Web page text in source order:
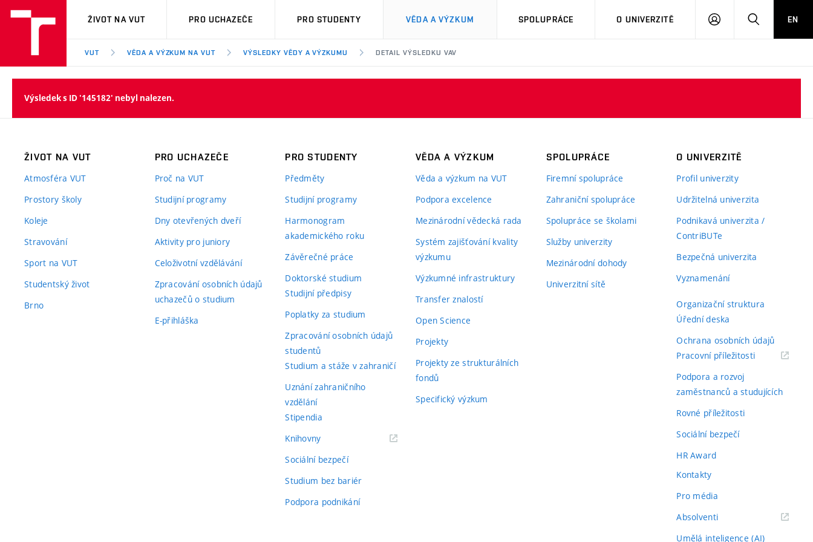
VUT
ŽIVOT NA VUT PRO UCHAZEČE PRO STUDENTY VĚDA A VÝZKUM SPOLUPRÁCE O UNIVERZITĚ
PŘIHLÁSIT HLEDATEN
VUT VĚDA A VÝZKUM NA VUT VÝSLEDKY VĚDY A VÝZKUMU DETAIL VÝSLEDKU VAV
Výsledek s ID '145182' nebyl nalezen.
ŽIVOT NA VUT
Atmosféra VUT
Prostory školy
Koleje
Stravování
Sport na VUT
Studentský život
Brno
PRO UCHAZEČE
Proč na VUT
Studijní programy
Dny otevřených dveří
Aktivity pro juniory
Celoživotní vzdělávání
Zpracování osobních údajů
uchazečů o studium
E-přihláška
PRO STUDENTY
Předměty
Studijní programy
Harmonogram
akademického roku
Závěrečné práce
Doktorské studium
Studijní předpisy
Poplatky za studium
Zpracování osobních údajů
studentů
Studium a stáže v zahraničí
Uznání zahraničního
vzdělání
Stipendia
Knihovny(externí
Sociální bezpečí
Studium bez bariér
Podpora podnikání
VĚDA A VÝZKUM
Věda a výzkum na VUT
Podpora excelence
Mezinárodní vědecká rada
Systém zajišťování kvality
výzkumu
Výzkumné infrastruktury
Transfer znalostí
Open Science
Projekty
Projekty ze strukturálních
fondů
Specifický výzkum
SPOLUPRÁCE
Firemní spolupráce
Zahraniční spolupráce
Spolupráce se školami
Služby univerzity
Mezinárodní dohody
Univerzitní sítě
O UNIVERZITĚ
Profil univerzity
Udržitelná univerzita
Podnikavá univerzita /
ContriBUTe
Bezpečná univerzita
Vyznamenání
Organizační struktura
Úřední deska
Ochrana osobních údajů
Pracovní příležitosti(externí
Podpora a rozvoj
zaměstnanců a studujících
Rovné příležitosti
Sociální bezpečí
HR Award
Kontakty
Pro média
Absolventi(externí
Umělá inteligence (AI)